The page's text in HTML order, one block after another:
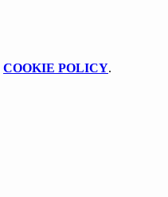
COOKIE POLICY.